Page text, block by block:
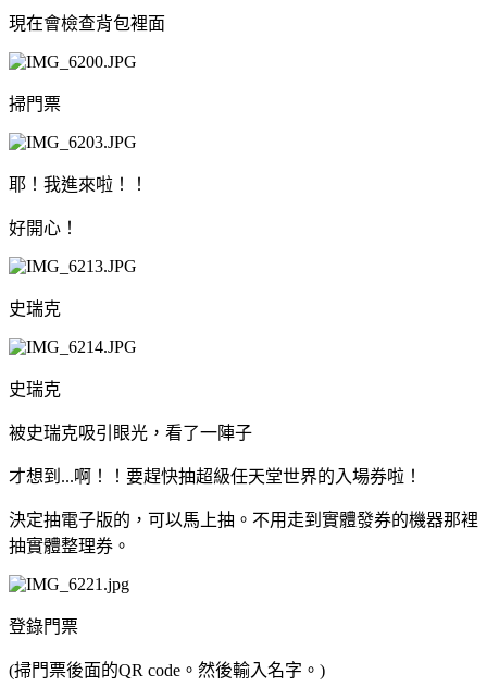
現在會檢查背包裡面
掃門票
耶！我進來啦！！
好開心！
史瑞克
史瑞克
被史瑞克吸引眼光，看了一陣子
才想到...啊！！要趕快抽超級任天堂世界的入場券啦！
決定抽電子版的，可以馬上抽。不用走到實體發券的機器那裡
抽實體整理券。
登錄門票
(掃門票後面的QR code。然後輸入名字。)